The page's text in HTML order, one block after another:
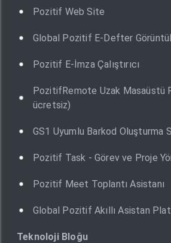
Pozitif Web Site
Global Pozitif E-Defter
Pozitif E-İmza Çalıştırıcı
PozitifRemote Uzak Masaüstü
ücretsiz)
GS1 Uyumlu Barkod Oluşturma
Pozitif Task - Görev ve Proje
Pozitif Meet Toplantı Asistanı
Global Pozitif Akıllı Asistan
Teknoloji Bloğu